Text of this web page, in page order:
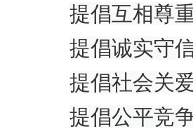
提倡互相尊
提倡诚实守
提倡社会关
提倡公平竞